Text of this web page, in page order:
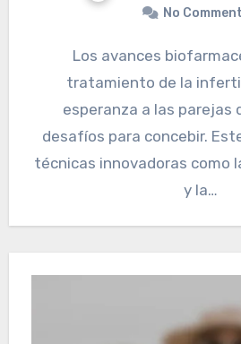
No
Los avances biofarmacéuticos en el
tratamiento de la
esperanza a las parejas
desafíos para concebir.
técnicas innovadoras como
y la…